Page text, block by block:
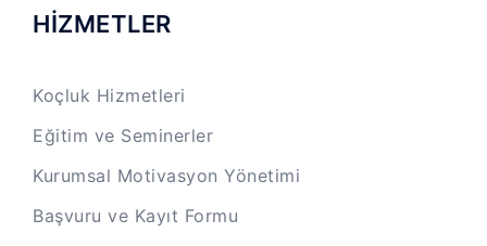
HİZMETLER
Koçluk Hizmetleri
Eğitim ve Seminerler
Kurumsal Motivasyon Yönetimi
Başvuru ve Kayıt Formu